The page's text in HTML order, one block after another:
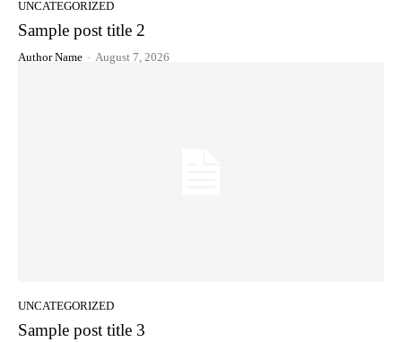
UNCATEGORIZED
Sample post title 2
Author Name - August 7, 2026
UNCATEGORIZED
Sample post title 3